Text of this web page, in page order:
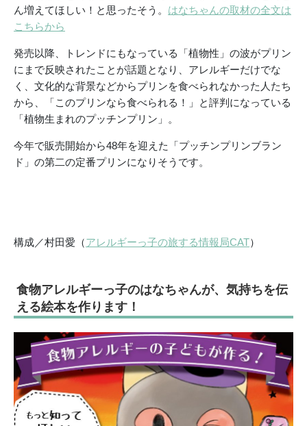
ん増えてほしい！と思ったそう。 はなちゃんの取材の全文は
こちらから
発売以降、トレンドにもなっている「植物性」の波がプリン
にまで反映されたことが話題となり、アレルギーだけでな
く、文化的な背景などからプリンを食べられなかった人たち
から、「このプリンなら食べられる！」と評判になっている
「植物生まれのプッチンプリン」。
今年で販売開始から48年を迎えた「プッチンプリンブラン
ド」の第二の定番プリンになりそうです。
構成／村田愛（アレルギーっ子の旅する情報局CAT）
食物アレルギーっ子のはなちゃんが、気持ちを伝
える絵本を作ります！